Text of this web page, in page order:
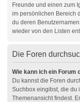
Freunde und einen zum
im persönlichen Bereich
du deren
wieder von den Listen
Die Foren
Wie kann ich ein Forum
Du kannst die Foren
Suchbox eingibst, die du
Themenansicht findest.